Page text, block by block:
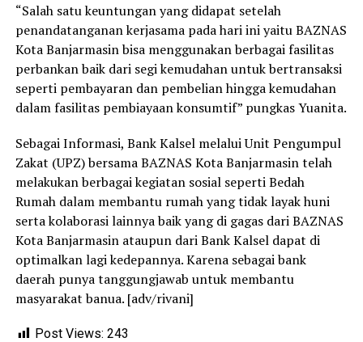
“Salah satu keuntungan yang didapat setelah
penandatanganan kerjasama pada hari ini yaitu BAZNAS
Kota Banjarmasin bisa menggunakan berbagai fasilitas
perbankan baik dari segi kemudahan untuk bertransaksi
seperti pembayaran dan pembelian hingga kemudahan
dalam fasilitas pembiayaan konsumtif” pungkas Yuanita.
Sebagai Informasi, Bank Kalsel melalui Unit Pengumpul
Zakat (UPZ) bersama BAZNAS Kota Banjarmasin telah
melakukan berbagai kegiatan sosial seperti Bedah
Rumah dalam membantu rumah yang tidak layak huni
serta kolaborasi lainnya baik yang di gagas dari BAZNAS
Kota Banjarmasin ataupun dari Bank Kalsel dapat di
optimalkan lagi kedepannya. Karena sebagai bank
daerah punya tanggungjawab untuk membantu
masyarakat banua. [adv/rivani]
Post Views: 243